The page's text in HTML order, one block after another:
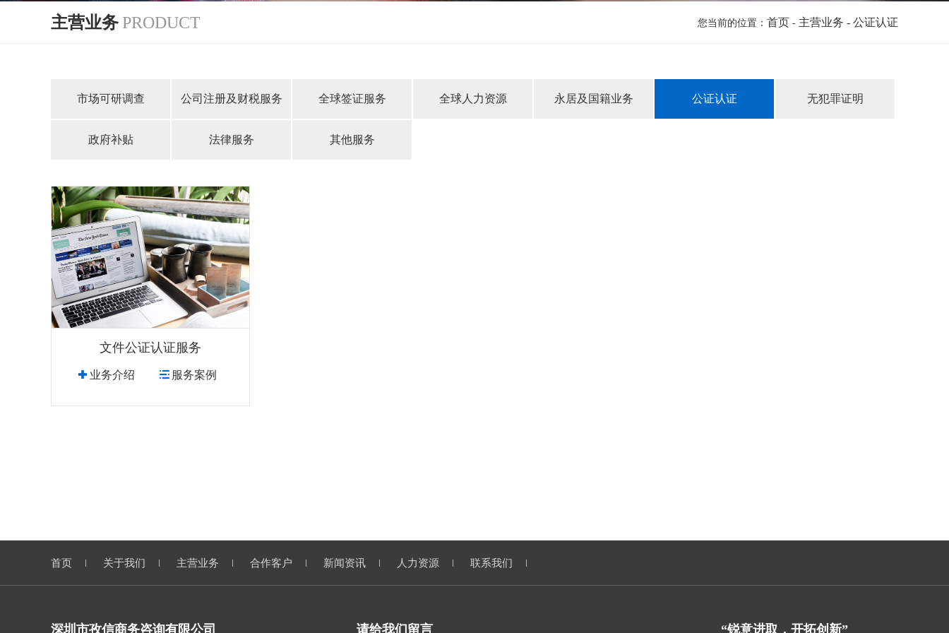
主营业务 PRODUCT 您当前的位置： 首页 - 主营业务 - 公证认证
市场可研调查 公司注册及财税服务 全球签证服务 全球人力资源 永居及国籍业务 公证认证 无犯罪证明
政府补贴 法律服务 其他服务
文件公证认证服务
业务介绍 服务案例
首页 关于我们 主营业务 合作客户 新闻资讯 人力资源 联系我们
深圳市孜信商务咨询有限公司 请给我们留言 “锐意进取，开拓创新”